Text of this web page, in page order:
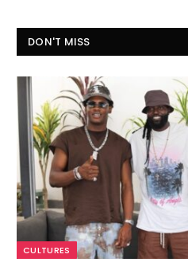
DON'T MISS
CULTURES